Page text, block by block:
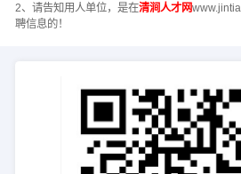
2、请告知用人单位，是在清涧人才网
聘信息的！